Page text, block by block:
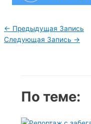
Навигация
по
← Предыдущая Запись
Следующая Запись →
По теме: